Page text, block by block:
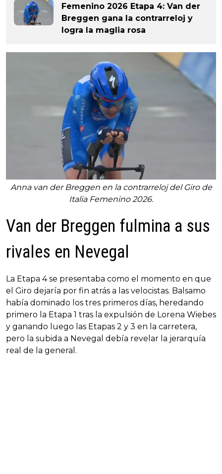
Femenino 2026 Etapa 4: Van der
Breggen gana la contrarreloj y
logra la maglia rosa
Anna van der Breggen en la contrarreloj del Giro de
Italia Femenino 2026.
Van der Breggen fulmina a sus
rivales en Nevegal
La Etapa 4 se presentaba como el momento en que
el Giro dejaría por fin atrás a las velocistas. Balsamo
había dominado los tres primeros días, heredando
primero la Etapa 1 tras la expulsión de Lorena Wiebes
y ganando luego las Etapas 2 y 3 en la carretera,
pero la subida a Nevegal debía revelar la jerarquía
real de la general.